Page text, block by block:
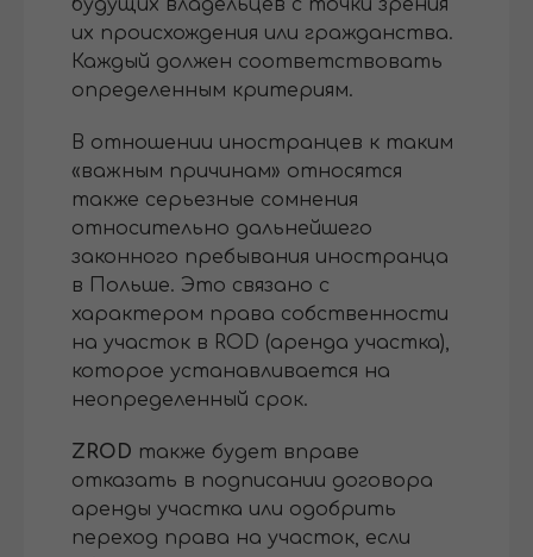
будущих владельцев с точки зрения
их происхождения или гражданства.
Каждый должен соответствовать
определенным критериям.
В отношении иностранцев к таким
«важным причинам» относятся
также серьезные сомнения
относительно дальнейшего
законного пребывания иностранца
в Польше. Это связано с
характером права собственности
на участок в ROD (аренда участка),
которое устанавливается на
неопределенный срок.
ZROD также будет вправе
отказать в подписании договора
аренды участка или одобрить
переход права на участок, если